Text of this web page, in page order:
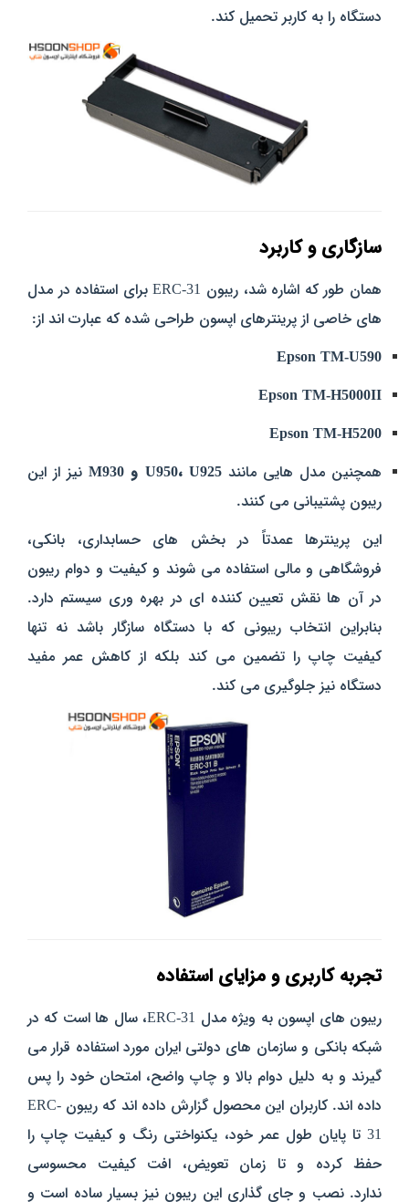
دستگاه را به کاربر تحمیل کند.
سازگاری و کاربرد
همان‌ طور که اشاره شد، ریبون ERC-31 برای استفاده در مدل‌
های خاصی از پرینترهای اپسون طراحی شده که عبارت‌ اند از:
Epson TM-U590
Epson TM-H5000II
Epson TM-H5200
همچنین مدل‌ هایی مانندU950، U925 و M930
نیز از این
ریبون پشتیبانی می‌ کنند.
این پرینترها عمدتاً در بخش‌ های حسابداری، بانکی،
فروشگاهی و مالی استفاده می‌ شوند و کیفیت و دوام ریبون
در آن‌ ها نقش تعیین‌ کننده‌ ای در بهره‌ وری سیستم دارد.
بنابراین انتخاب ریبونی که با دستگاه سازگار باشد نه تنها
کیفیت چاپ را تضمین می‌ کند بلکه از کاهش عمر مفید
دستگاه نیز جلوگیری می‌ کند.
تجربه کاربری و مزایای استفاده
ریبون‌ های اپسون به‌ ویژه مدل ERC-31، سال‌ ها است که در
شبکه بانکی و سازمان‌ های دولتی ایران مورد استفاده قرار می‌
گیرند و به‌ دلیل دوام بالا و چاپ واضح، امتحان خود را پس
داده‌ اند. کاربران این محصول گزارش داده‌ اند که ریبون ERC-
31 تا پایان طول عمر خود، یکنواختی رنگ و کیفیت چاپ را
حفظ کرده و تا زمان تعویض، افت کیفیت محسوسی
ندارد.نصب و جای‌ گذاری این ریبون نیز بسیار ساده است و